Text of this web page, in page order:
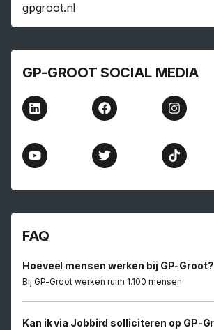
gpgroot.nl
GP-GROOT SOCIAL MEDIA
FAQ
Hoeveel mensen werken bij GP-Groot?
Bij GP-Groot werken ruim 1.100 mensen.
Kan ik via Jobbird solliciteren op GP-